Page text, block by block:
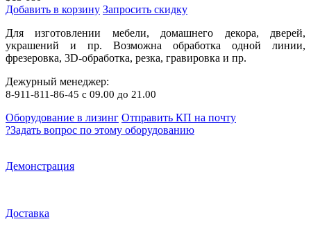
Добавить в корзину Запросить скидку
Для изготовлении мебели, домашнего декора, дверей,
украшений и пр. Возможна обработка одной линии,
фрезеровка, 3D-обработка, резка, гравировка и пр.
Дежурный менеджер:
8-911-811-86-45 с 09.00 до 21.00
Оборудование в лизинг Отправить КП на почту
?Задать вопрос по этому оборудованию
Демонстрация
Доставка